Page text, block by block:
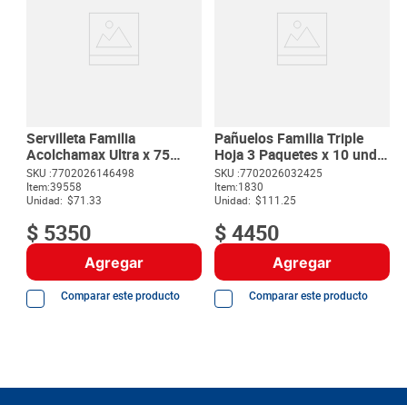
Servilleta Familia
Acolchamax Ultra x 75
unds
SKU :7702026146498
Item:39558
Unidad: $71.33
$ 5350
Agregar
Comparar este producto
Pañuelos Familia Triple
Hoja 3 Paquetes x 10 unds
c/u. Pague 3. Lleve 4 unds
SKU :7702026032425
Item:1830
Unidad: $111.25
$ 4450
Agregar
Comparar este producto